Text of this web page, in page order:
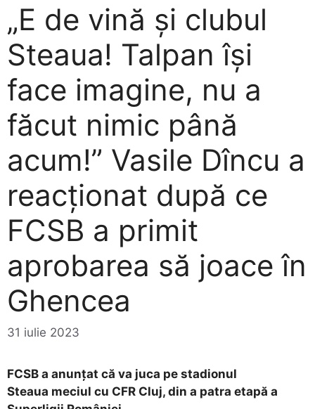
„E de vină și clubul
Steaua! Talpan își
face imagine, nu a
făcut nimic până
acum!” Vasile Dîncu a
reacționat după ce
FCSB a primit
aprobarea să joace în
Ghencea
31 iulie 2023
FCSB a anunțat că va juca pe stadionul
Steaua meciul cu CFR Cluj, din a patra etapă a